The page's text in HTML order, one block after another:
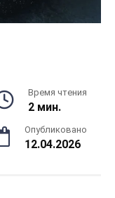
Время чтения
2 мин.
Опубликовано
12.04.2026